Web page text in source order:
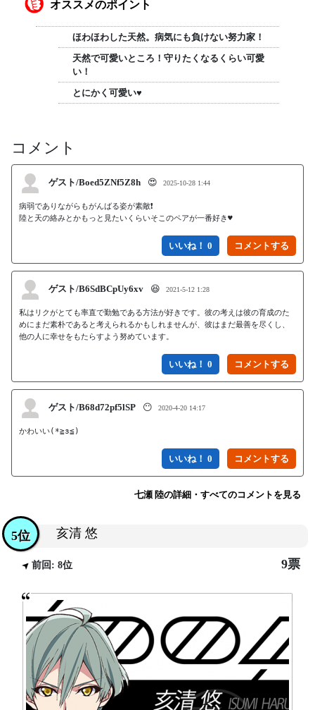
オススメのポイント
ほわほわした天然。病気にも負けない努力家！
天然で可愛いところ！守りたくなるくらい可愛
い！
とにかく可愛い♥
コメント
ゲスト/Boed5ZNf5Z8h 😍 2025-10-28 1:44
病弱でありながらもがんばる姿が素敵❗
いいね！ 0
ゲスト/B6SdBCpUy6xv 😆 2021-5-12 1:28
私はリクがとても率直で勤勉である方法が好きです。彼の考えは彼の育成のた
めにまだ素朴であると考えられるかもしれませんが、彼はまだ最善を尽くし、
他の人に幸せをもたらすよう努めています。
いいね！ 0
ゲスト/B68d72pf5lSP 😶 2020-4-20 14:17
かわいい(*≧з≦)
いいね！ 0
七瀬 陸の詳細・すべてのコメントを見る
亥清 悠
5位
前回: 8位 9票